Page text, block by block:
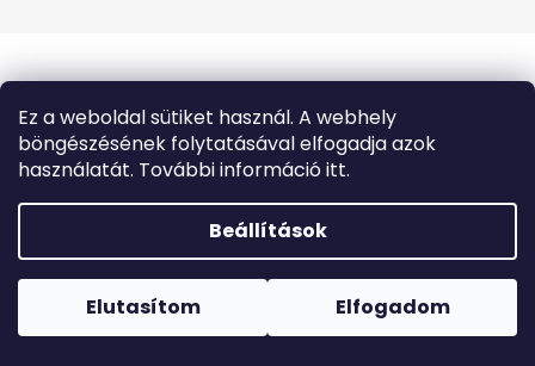
Ez a weboldal sütiket használ. A webhely
böngészésének folytatásával elfogadja azok
használatát. További információ itt.
Beállítások
Elutasítom Elfogadom
Forró napokon nem javasoljuk a csomagautomatákba
történő kézbesítést. A magas hőmérsékletre érzékeny
termékek átvételkor nem biztos, hogy optimális állapotban
u
k
MEDIBLANC
KIDS
RASPBERRY
MÁLNA
ÍZŰ,
EXP: